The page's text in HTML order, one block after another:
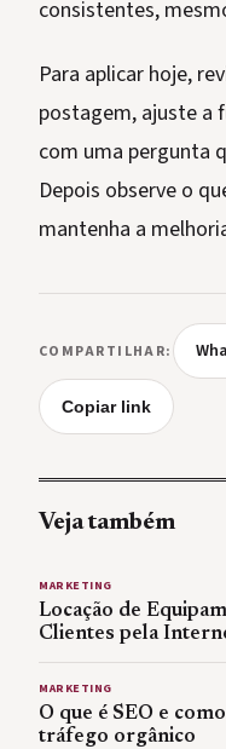
consistentes,
Para aplicar hoje,
postagem, ajuste a
com uma pergunta
Depois observe o
mantenha a
COMPARTILHAR:
Copiar link
Veja também
MARKETING
Locação de
Clientes pela
MARKETING
O que é SEO e
tráfego orgânico